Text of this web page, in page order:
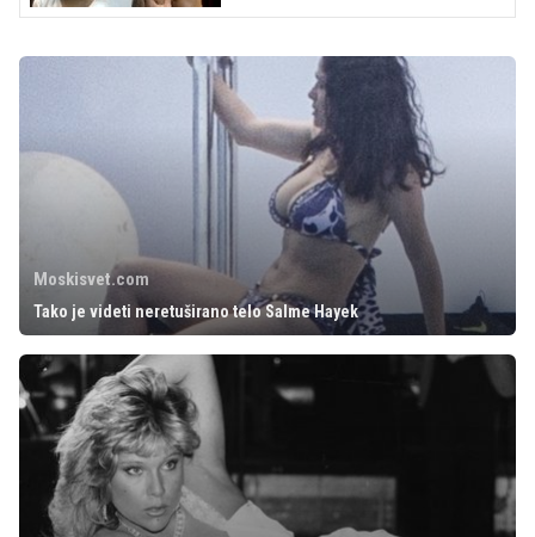
Moskisvet.com
Tako je videti neretuširano telo Salme Hayek